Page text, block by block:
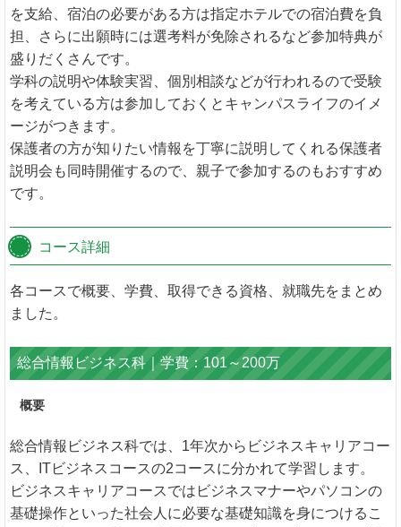
を支給、宿泊の必要がある方は指定ホテルでの宿泊費を負
担、さらに出願時には選考料が免除されるなど参加特典が
盛りだくさんです。
学科の説明や体験実習、個別相談などが行われるので受験
を考えている方は参加しておくとキャンパスライフのイメ
ージがつきます。
保護者の方が知りたい情報を丁寧に説明してくれる保護者
説明会も同時開催するので、親子で参加するのもおすすめ
です。
コース詳細
各コースで概要、学費、取得できる資格、就職先をまとめ
ました。
総合情報ビジネス科｜学費：101～200万
概要
総合情報ビジネス科では、1年次からビジネスキャリアコー
ス、ITビジネスコースの2コースに分かれて学習します。
ビジネスキャリアコースではビジネスマナーやパソコンの
基礎操作といった社会人に必要な基礎知識を身につけるこ